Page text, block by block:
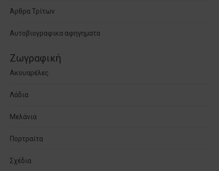
Άρθρα Τρίτων
Αυτοβιογραφικα αφηγηματα
Ζωγραφική
Ακουαρέλες
Λάδια
Μελάνια
Πορτραίτα
Σχέδια